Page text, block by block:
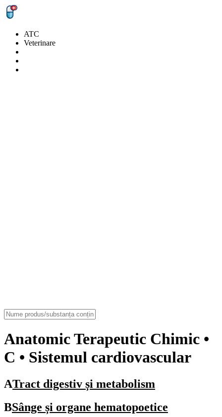
ATC
Veterinare
Anatomic Terapeutic Chimic •
C • Sistemul cardiovascular
ATract digestiv și metabolism
BSânge și organe hematopoetice